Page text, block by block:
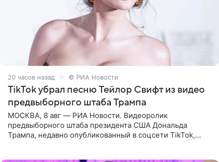
20 часов назад © РИА Новости
TikTok убрал песню Тейлор Свифт из видео
предвыборного штаба Трампа
МОСКВА, 8 авг — РИА Новости. Видеоролик
предвыборного штаба президента США Дональда
Трампа, недавно опубликованный в соцсети TikTok,